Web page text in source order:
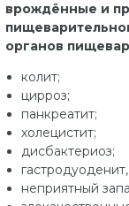
врождённые и
органов
колит;
цирроз;
панкреатит;
холецистит;
дисбактериоз;
гастродуоденит,
неприятный